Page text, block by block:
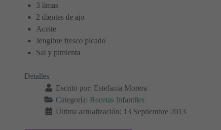
3 limas
2 dientes de ajo
Aceite
Jengibre fresco picado
Sal y pimienta
Detalles
Escrito por: Estefanía Morera
Categoría: Recetas Infantiles
Última actualización: 13 Septiembre 2013